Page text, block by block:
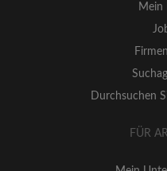
Mein
Durchsuchen
FÜR